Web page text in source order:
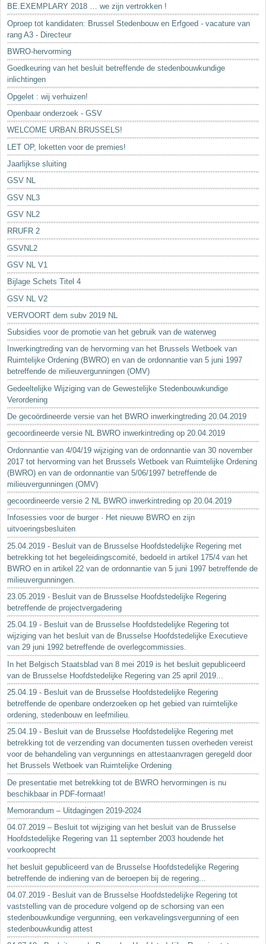
BE.EXEMPLARY 2018 … we zijn vertrokken !
Oproep tot kandidaten: Brussel Stedenbouw en Erfgoed - vacature van
rang A3 - Directeur
BWRO-hervorming
Goedkeuring van het besluit betreffende de stedenbouwkundige
inlichtingen
Opgelet : wij verhuizen!
Openbaar onderzoek - GSV
WELCOME URBAN.BRUSSELS!
LET OP, loketten voor de premies!
Jaarlijkse sluiting
GSV NL
GSV NL3
GSV NL2
RRUFR 2
GSVNL2
GSV NL V1
Bijlage Schets Titel 4
GSV NL V2
VERVOORT dem subv 2019 NL
Subsidies voor de promotie van het gebruik van de waterweg
Inwerkingtreding van de hervorming van het Brussels Wetboek van
Ruimtelijke Ordening (BWRO) en van de ordonnantie van 5 juni 1997
betreffende de milieuvergunningen (OMV)
Gedeeltelijke Wijziging van de Gewestelijke Stedenbouwkundige
Verordening
De gecoördineerde versie van het BWRO inwerkingtreding 20.04.2019
gecoordineerde versie NL BWRO inwerkintreding op 20.04.2019
Ordonnantie van 4/04/19 wijziging van de ordonnantie van 30 november
2017 tot hervorming van het Brussels Wetboek van Ruimtelijke Ordening
(BWRO) en van de ordonnantie van 5/06/1997 betreffende de
milieuvergunningen (OMV)
gecoordineerde versie 2 NL BWRO inwerkintreding op 20.04.2019
Infosessies voor de burger · Het nieuwe BWRO en zijn
uitvoeringsbesluiten
25.04.2019 - Besluit van de Brusselse Hoofdstedelijke Regering met
betrekking tot het begeleidingscomité, bedoeld in artikel 175/4 van het
BWRO en in artikel 22 van de ordonnantie van 5 juni 1997 betreffende de
milieuvergunningen.
23.05.2019 - Besluit van de Brusselse Hoofdstedelijke Regering
betreffende de projectvergadering
25.04.19 - Besluit van de Brusselse Hoofdstedelijke Regering tot
wijziging van het besluit van de Brusselse Hoofdstedelijke Executieve
van 29 juni 1992 betreffende de overlegcommissies.
In het Belgisch Staatsblad van 8 mei 2019 is het besluit gepubliceerd
van de Brusselse Hoofdstedelijke Regering van 25 april 2019...
25.04.19 - Besluit van de Brusselse Hoofdstedelijke Regering
betreffende de openbare onderzoeken op het gebied van ruimtelijke
ordening, stedenbouw en leefmilieu.
25.04.19 - Besluit van de Brusselse Hoofdstedelijke Regering met
betrekking tot de verzending van documenten tussen overheden vereist
voor de behandeling van vergunnings en attestaanvragen geregeld door
het Brussels Wetboek van Ruimtelijke Ordening
De presentatie met betrekking tot de BWRO hervormingen is nu
beschikbaar in PDF-formaat!
Memorandum – Uitdagingen 2019-2024
04.07.2019 – Besluit tot wijziging van het besluit van de Brusselse
Hoofdstedelijke Regering van 11 september 2003 houdende het
voorkooprecht
het besluit gepubliceerd van de Brusselse Hoofdstedelijke Regering
betreffende de indiening van de beroepen bij de regering...
04.07.2019 - Besluit van de Brusselse Hoofdstedelijke Regering tot
vaststelling van de procedure volgend op de schorsing van een
stedenbouwkundige vergunning, een verkavelingsvergunning of een
stedenbouwkundig attest